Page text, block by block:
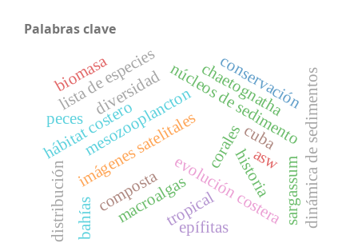
Palabras clave
imágenes satelitales
núcleos de sedimentodinámica de sedimentos
evolución costera
cuba
mesozooplanctonchaetognatha
hábitat costero
diversidad
distribución tropical
lista de especies
macroalgas
corales
peces
historia
conservación
composta
biomasa
sargassum
asw
bahías epífitas